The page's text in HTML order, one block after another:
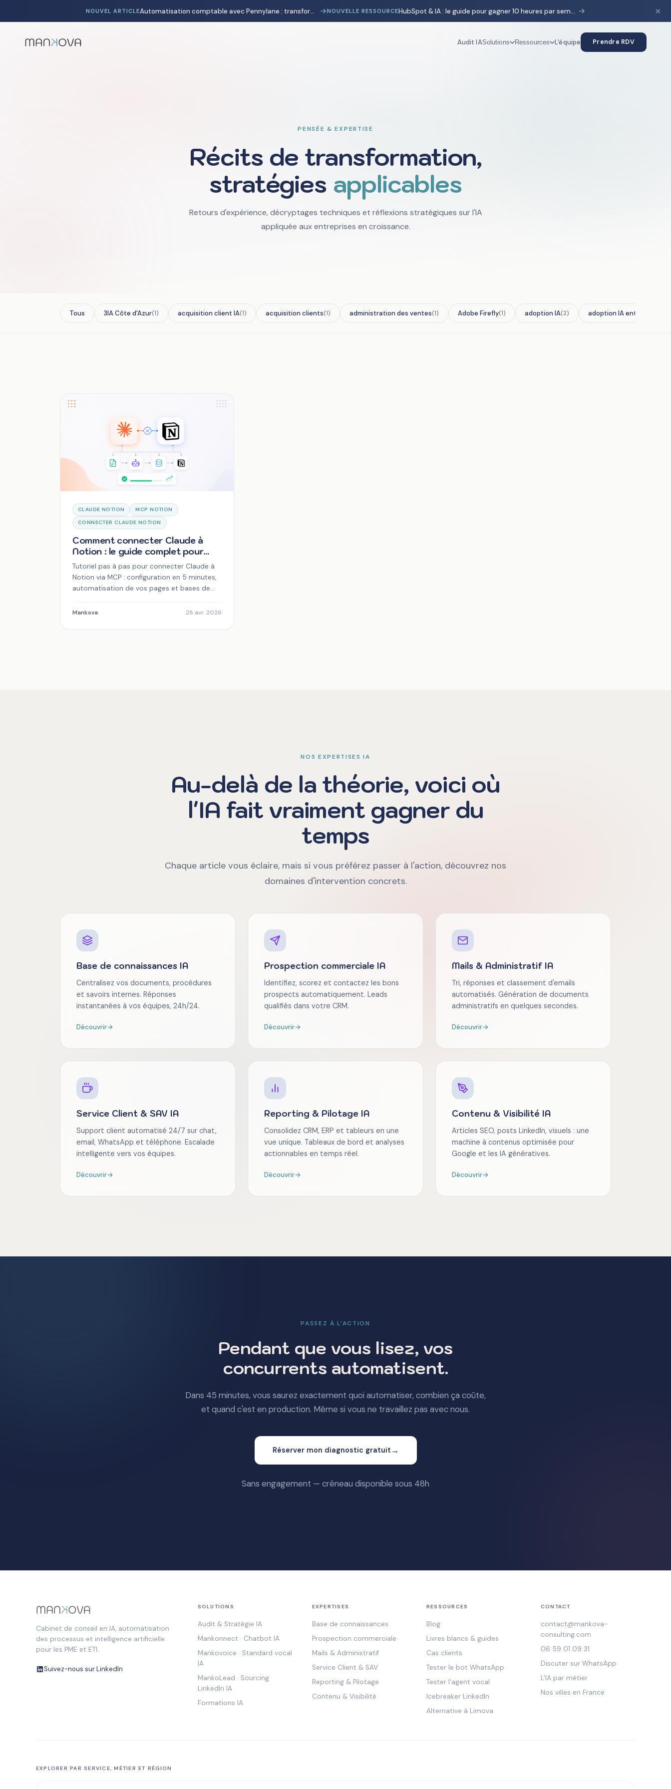
NOUVEL ARTICLE Automatisation comptable avec Pennylane : transformer la charge administrative en avantage stratégique →NOUVELLE RESSOURCE HubSpot & IA : le guide pour gagner 10 heures par semaine → ×
Audit IASolutions Ressources L'équipe Prendre RDV
PENSÉE & EXPERTISE
Récits de transformation,
stratégies applicables
Retours d'expérience, décryptages techniques et réflexions stratégiques sur l'IA
appliquée aux entreprises en croissance.
Tous 3IA Côte d'Azur(1) acquisition client IA(1) acquisition clients(1) administration des ventes(1) Adobe Firefly(1) adoption IA(2) adoption IA entreprise
CLAUDE NOTION
MCP NOTION
CONNECTER CLAUDE NOTION
Comment connecter Claude à
Notion : le guide complet pour
automatiser vos workflows
Tutoriel pas à pas pour connecter Claude à
Notion via MCP : configuration en 5 minutes,
automatisation de vos pages et bases de
Mankova 28 avr. 2026
NOS EXPERTISES IA
Au-delà de la théorie, voici où
l'IA fait vraiment gagner du
temps
Chaque article vous éclaire, mais si vous préférez passer à l'action, découvrez nos
domaines d'intervention concrets.
Base de connaissances IA
Centralisez vos documents, procédures
et savoirs internes. Réponses
instantanées à vos équipes, 24h/24.
Découvrir→
Prospection commerciale IA
Identifiez, scorez et contactez les bons
prospects automatiquement. Leads
qualifiés dans votre CRM.
Découvrir→
Mails & Administratif IA
Tri, réponses et classement d'emails
automatisés. Génération de documents
administratifs en quelques secondes.
Découvrir→
Service Client & SAV IA
Support client automatisé 24/7 sur chat,
email, WhatsApp et téléphone. Escalade
intelligente vers vos équipes.
Découvrir→
Reporting & Pilotage IA
Consolidez CRM, ERP et tableurs en une
vue unique. Tableaux de bord et analyses
actionnables en temps réel.
Découvrir→
Contenu & Visibilité IA
Articles SEO, posts LinkedIn, visuels : une
machine à contenus optimisée pour
Google et les IA génératives.
Découvrir→
PASSEZ À L'ACTION
Pendant que vous lisez, vos
concurrents automatisent.
Dans 45 minutes, vous saurez exactement quoi automatiser, combien ça coûte,
et quand c'est en production. Même si vous ne travaillez pas avec nous.
Réserver mon diagnostic gratuit →
Sans engagement — créneau disponible sous 48h
Cabinet de conseil en IA, automatisation
des processus et intelligence artificielle
pour les PME et ETI.
Suivez-nous sur LinkedIn
SOLUTIONS
Audit & Stratégie IA
Mankonnect · Chatbot IA
Mankovoice · Standard vocal
IA
MankoLead · Sourcing
LinkedIn IA
Formations IA
EXPERTISES
Base de connaissances
Prospection commerciale
Mails & Administratif
Service Client & SAV
Reporting & Pilotage
Contenu & Visibilité
RESSOURCES
Blog
Livres blancs & guides
Cas clients
Tester le bot WhatsApp
Tester l'agent vocal
Icebreaker LinkedIn
Alternative à Limova
CONTACT
contact@mankova-
consulting.com
06 59 01 09 31
Discuter sur WhatsApp
L'IA par métier
Nos villes en France
EXPLORER PAR SERVICE, MÉTIER ET RÉGION